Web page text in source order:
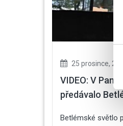
25 prosince,
VIDEO: V
předávalo
Betlémské světlo